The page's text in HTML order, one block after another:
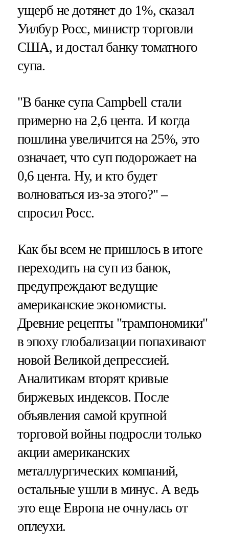
ущерб не дотянет до 1%, сказал
Уилбур Росс, министр торговли
США, и достал банку томатного
супа.
"В банке супа Campbell стали
примерно на 2,6 цента. И когда
пошлина увеличится на 25%, это
означает, что суп подорожает на
0,6 цента. Ну, и кто будет
волноваться из-за этого?" –
спросил Росс.
Как бы всем не пришлось в итоге
переходить на суп из банок,
предупреждают ведущие
американские экономисты.
Древние рецепты "трампономики"
в эпоху глобализации попахивают
новой Великой депрессией.
Аналитикам вторят кривые
биржевых индексов. После
объявления самой крупной
торговой войны подросли только
акции американских
металлургических компаний,
остальные ушли в минус. А ведь
это еще Европа не очнулась от
оплеухи.